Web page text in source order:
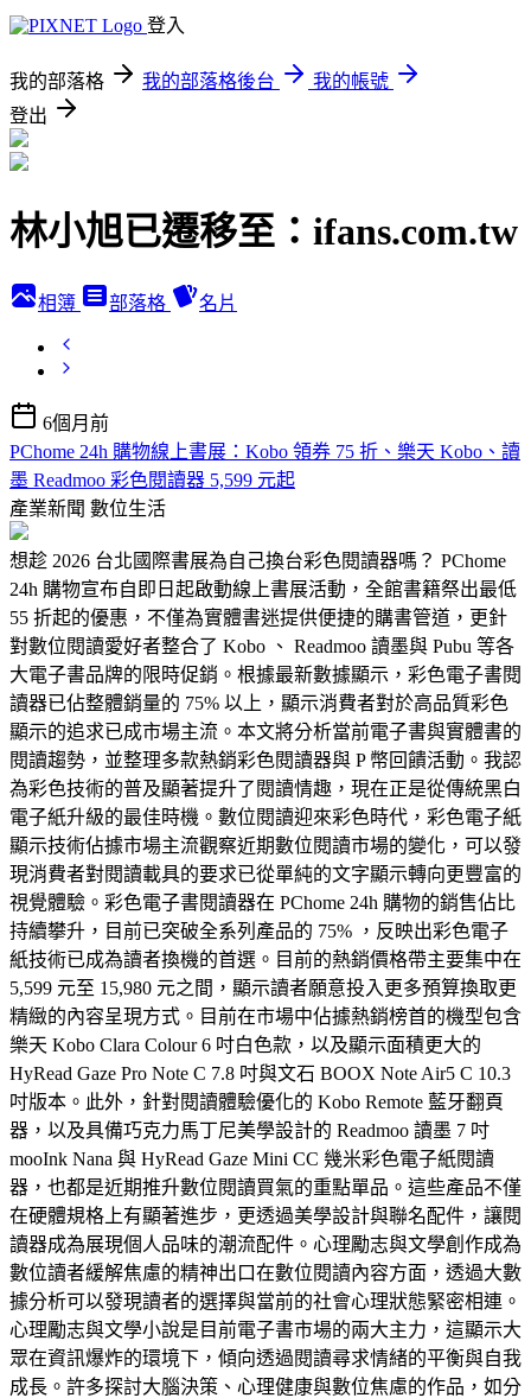
登入
我的部落格 我的部落格後台
我的帳號
登出
林小旭已遷移至：ifans.com.tw
相簿 部落格 名片
6個月前
PChome 24h 購物線上書展：Kobo 領券 75 折、樂天 Kobo、讀
墨 Readmoo 彩色閱讀器 5,599 元起
產業新聞 數位生活
想趁 2026 台北國際書展為自己換台彩色閱讀器嗎？ PChome
24h 購物宣布自即日起啟動線上書展活動，全館書籍祭出最低
55 折起的優惠，不僅為實體書迷提供便捷的購書管道，更針
對數位閱讀愛好者整合了 Kobo 、 Readmoo 讀墨與 Pubu 等各
大電子書品牌的限時促銷。根據最新數據顯示，彩色電子書閱
讀器已佔整體銷量的 75% 以上，顯示消費者對於高品質彩色
顯示的追求已成市場主流。本文將分析當前電子書與實體書的
閱讀趨勢，並整理多款熱銷彩色閱讀器與 P 幣回饋活動。我認
為彩色技術的普及顯著提升了閱讀情趣，現在正是從傳統黑白
電子紙升級的最佳時機。數位閱讀迎來彩色時代，彩色電子紙
顯示技術佔據市場主流觀察近期數位閱讀市場的變化，可以發
現消費者對閱讀載具的要求已從單純的文字顯示轉向更豐富的
視覺體驗。彩色電子書閱讀器在 PChome 24h 購物的銷售佔比
持續攀升，目前已突破全系列產品的 75% ，反映出彩色電子
紙技術已成為讀者換機的首選。目前的熱銷價格帶主要集中在
5,599 元至 15,980 元之間，顯示讀者願意投入更多預算換取更
精緻的內容呈現方式。目前在市場中佔據熱銷榜首的機型包含
樂天 Kobo Clara Colour 6 吋白色款，以及顯示面積更大的
HyRead Gaze Pro Note C 7.8 吋與文石 BOOX Note Air5 C 10.3
吋版本。此外，針對閱讀體驗優化的 Kobo Remote 藍牙翻頁
器，以及具備巧克力馬丁尼美學設計的 Readmoo 讀墨 7 吋
mooInk Nana 與 HyRead Gaze Mini CC 幾米彩色電子紙閱讀
器，也都是近期推升數位閱讀買氣的重點單品。這些產品不僅
在硬體規格上有顯著進步，更透過美學設計與聯名配件，讓閱
讀器成為展現個人品味的潮流配件。心理勵志與文學創作成為
數位讀者緩解焦慮的精神出口在數位閱讀內容方面，透過大數
據分析可以發現讀者的選擇與當前的社會心理狀態緊密相連。
心理勵志與文學小說是目前電子書市場的兩大主力，這顯示大
眾在資訊爆炸的環境下，傾向透過閱讀尋求情緒的平衡與自我
成長。許多探討大腦決策、心理健康與數位焦慮的作品，如分